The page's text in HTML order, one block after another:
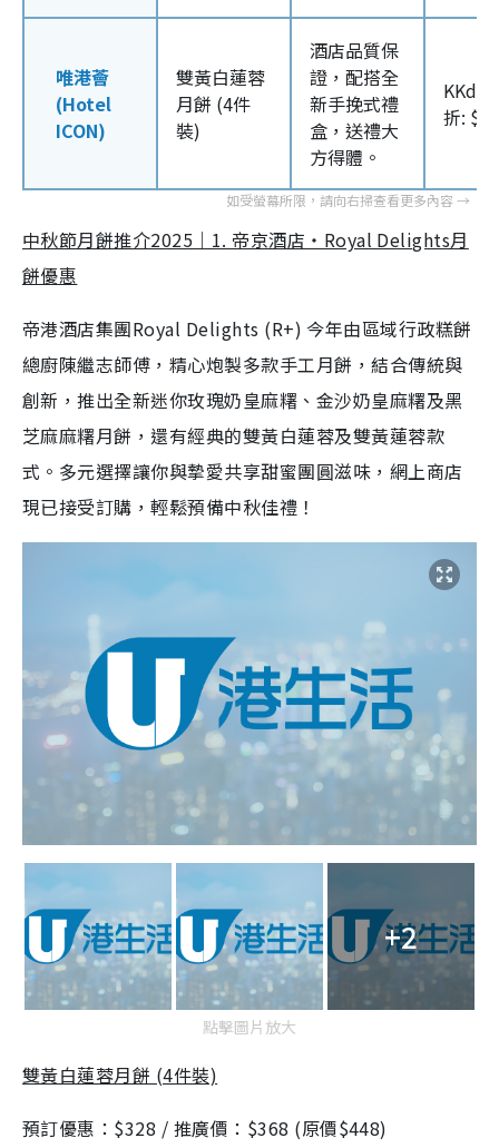
唯港薈
(Hotel
ICON)
雙黃白蓮蓉
月餅 (4件
裝)
酒店品質保
證，配搭全
新手挽式禮
盒，送禮大
方得體。
折:
中秋節月餅推介2025｜1. 帝京酒店・Royal Delights月
餅優惠
帝港酒店集團Royal Delights (R+) 今年由區域行政糕餅
總廚陳繼志師傅，精心炮製多款手工月餅，結合傳統與
創新，推出全新迷你玫瑰奶皇麻糬、金沙奶皇麻糬及黑
芝麻麻糬月餅，還有經典的雙黃白蓮蓉及雙黃蓮蓉款
式。多元選擇讓你與摯愛共享甜蜜團圓滋味，網上商店
現已接受訂購，輕鬆預備中秋佳禮！
+2
點擊圖片放大
雙黃白蓮蓉月餅 (4件裝)
預訂優惠：$328 / 推廣價：$368 (原價$448)